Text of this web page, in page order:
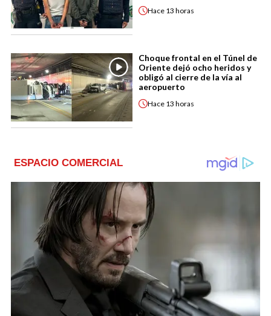
Hace 13 horas
Choque frontal en el Túnel de
Oriente dejó ocho heridos y
obligó al cierre de la vía al
aeropuerto
Hace 13 horas